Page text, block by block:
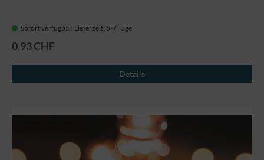
Sofort verfügbar, Lieferzeit: 5-7 Tage
0,93 CHF
Details